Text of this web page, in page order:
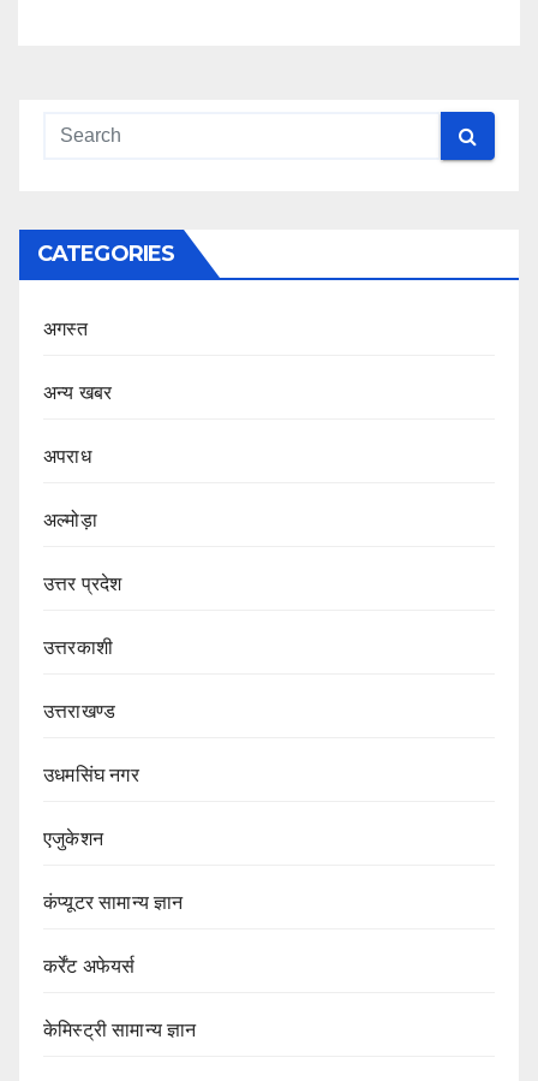
CATEGORIES
अगस्त
अन्य खबर
अपराध
अल्मोड़ा
उत्तर प्रदेश
उत्तरकाशी
उत्तराखण्ड
उधमसिंघ नगर
एजुकेशन
कंप्यूटर सामान्य ज्ञान
कर्रेंट अफेयर्स
केमिस्ट्री सामान्य ज्ञान